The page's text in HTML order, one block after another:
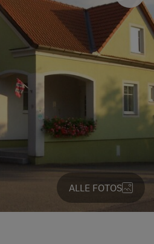
ALLE FOTOS